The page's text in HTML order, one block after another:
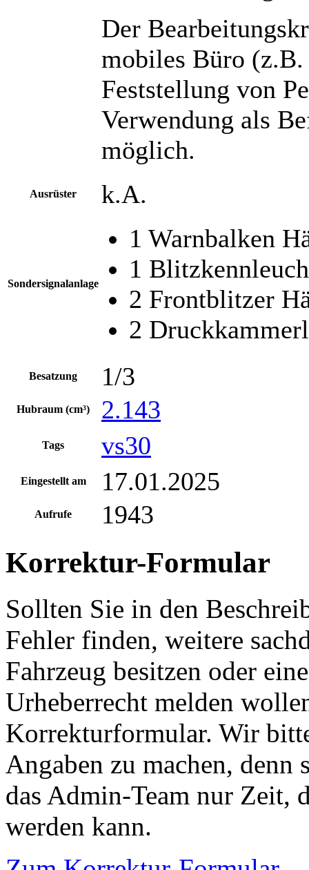
Der
mobiles Büro
Feststellung von
Verwendung als
möglich.
Ausrüster k.A.
Sondersignalanlage
1 Warnbalken
1
2 Frontblitzer
2
Besatzung 1/3
Hubraum (cm³) 2.143
Tags vs30
Eingestellt am 17.01.2025
Aufrufe 1943
Korrektur-Formular
Sollten Sie in den
Fehler finden, weitere
Fahrzeug besitzen oder
Urheberrecht melden
Korrekturformular. Wir
Angaben zu machen,
das Admin-Team nur Zeit,
werden kann.